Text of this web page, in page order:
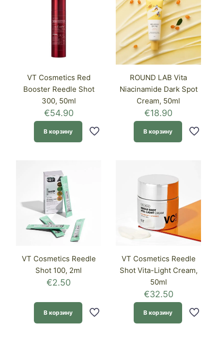
VT Cosmetics Red
Booster Reedle Shot
300, 50ml
€54.90
В корзину
ROUND LAB Vita
Niacinamide Dark Spot
Cream, 50ml
€18.90
В корзину
VT Cosmetics Reedle
Shot 100, 2ml
€2.50
В корзину
VT Cosmetics Reedle
Shot Vita-Light Cream,
50ml
€32.50
В корзину